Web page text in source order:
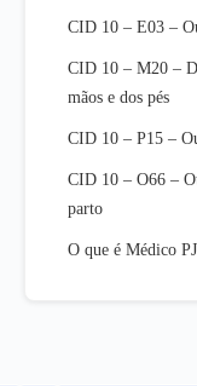
CID 10 – E03 –
CID 10 – M20 –
mãos e dos pés
CID 10 – P15 –
CID 10 – O66 –
parto
O que é Médico